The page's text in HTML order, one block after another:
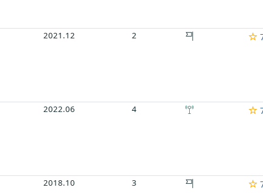
2021.12 2
2022.06 4
2018.10 3